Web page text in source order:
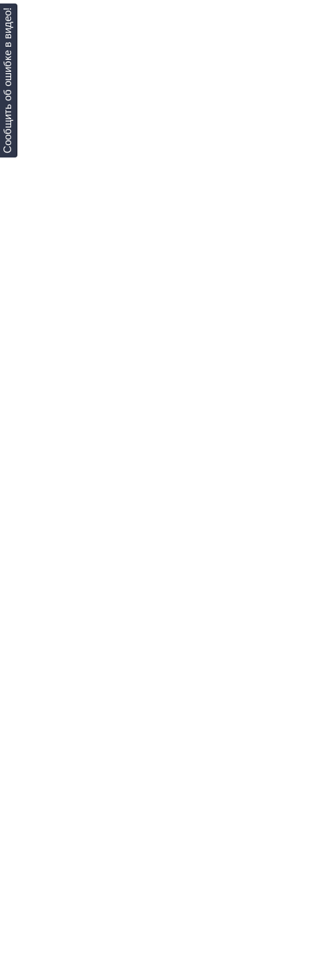
Сообщить об ошибке в видео!